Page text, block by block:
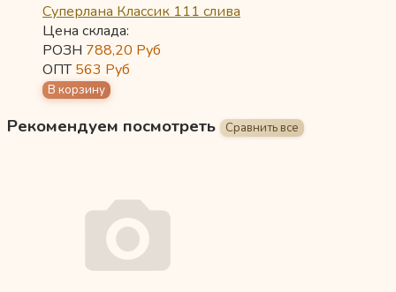
Суперлана Классик 111 слива
Цена склада:
РОЗН 788,20 Руб
ОПТ563 Руб
Рекомендуем посмотреть